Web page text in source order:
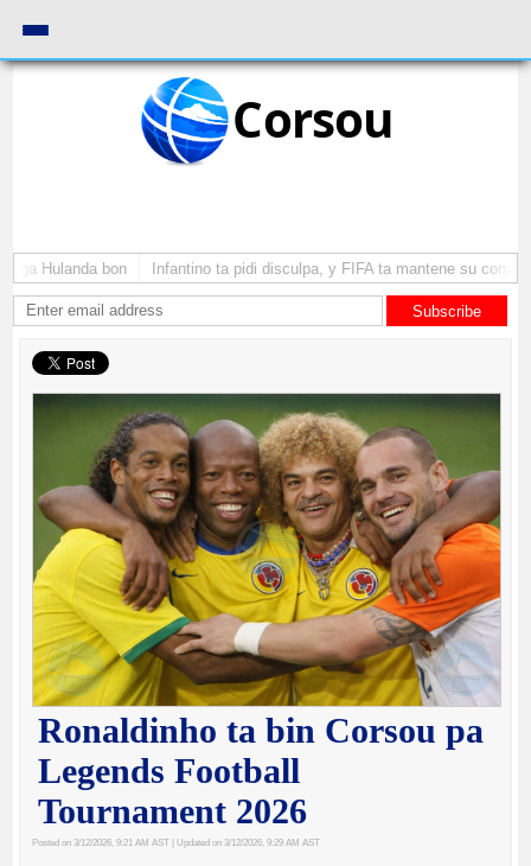
Corsou
Hulanda bon Infantino ta pidi disculpa, y FIFA ta mantene su como
Subscribe
Ronaldinho ta bin Corsou pa
Legends Football
Tournament 2026
Posted on 3/12/2026, 9:21 AM AST | Updated on 3/12/2026, 9:29 AM AST